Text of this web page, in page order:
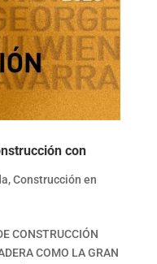
con
,Construcción en
CONSTRUCCIÓN
COMO LA GRAN